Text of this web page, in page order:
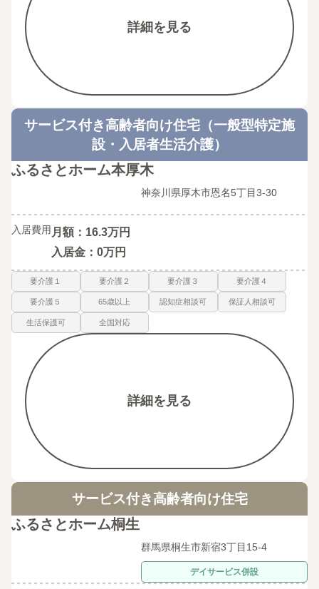
詳細を見る
サービス付き高齢者向け住宅（一般型特定施
設・入居者生活介護）
ふるさとホーム本厚木
神奈川県厚木市恩名5丁目3-30
入居費用 月額：16.3万円
入居金：0万円
要介護１ 要介護２ 要介護３ 要介護４
要介護５ 65歳以上 認知症相談可 保証人相談可
生活保護可 全国対応
詳細を見る
サービス付き高齢者向け住宅
ふるさとホーム桐生
群馬県桐生市新宿3丁目15-4
デイサービス併設